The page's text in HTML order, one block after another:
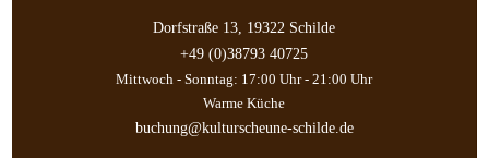
Dorfstraße 13, 19322 Schilde
+49 (0)38793 40725
Mittwoch - Sonntag: 17:00 Uhr - 21:00 Uhr
Warme Küche
buchung@kulturscheune-schilde.de